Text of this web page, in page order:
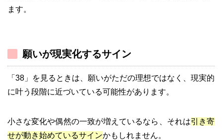
ます。
願いが現実化するサイン
「38」を見るときは、願いがただの理想ではなく、現実的
に叶う段階に近づいている可能性があります。
小さな変化や偶然の一致が増えているなら、それは引き寄
せが動き始めているサインかもしれません。